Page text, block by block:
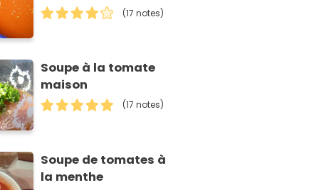
(17 notes)
Soupe à la tomate
maison
(17 notes)
Soupe de tomates à
la menthe